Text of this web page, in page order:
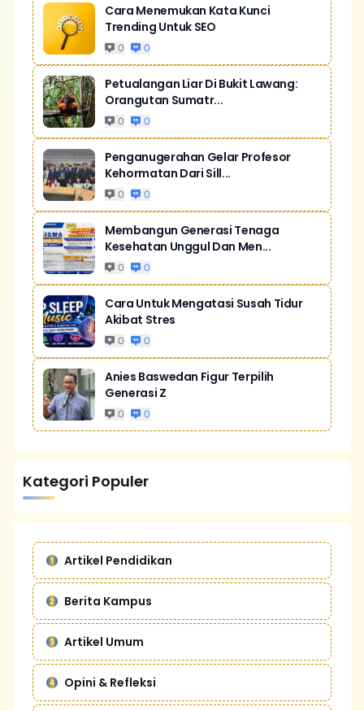
Cara Menemukan Kata Kunci
Trending Untuk SEO
0 0
Petualangan Liar Di Bukit Lawang:
Orangutan Sumatr...
0 0
Penganugerahan Gelar Profesor
Kehormatan Dari Sill...
0 0
Membangun Generasi Tenaga
Kesehatan Unggul Dan Men...
0 0
Cara Untuk Mengatasi Susah Tidur
Akibat Stres
0 0
Anies Baswedan Figur Terpilih
Generasi Z
0 0
Kategori Populer
Artikel Pendidikan
Berita Kampus
Artikel Umum
Opini & Refleksi